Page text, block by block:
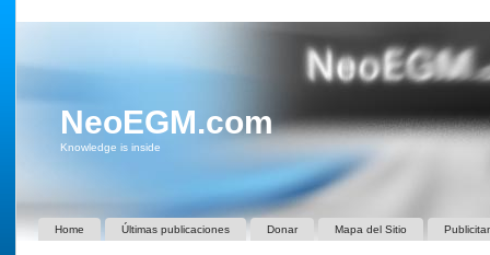
NeoEGM.com
Knowledge is inside
Home Últimas publicaciones Donar Mapa del Sitio